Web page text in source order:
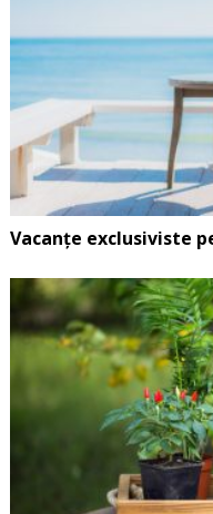
Vacanțe exclusiviste